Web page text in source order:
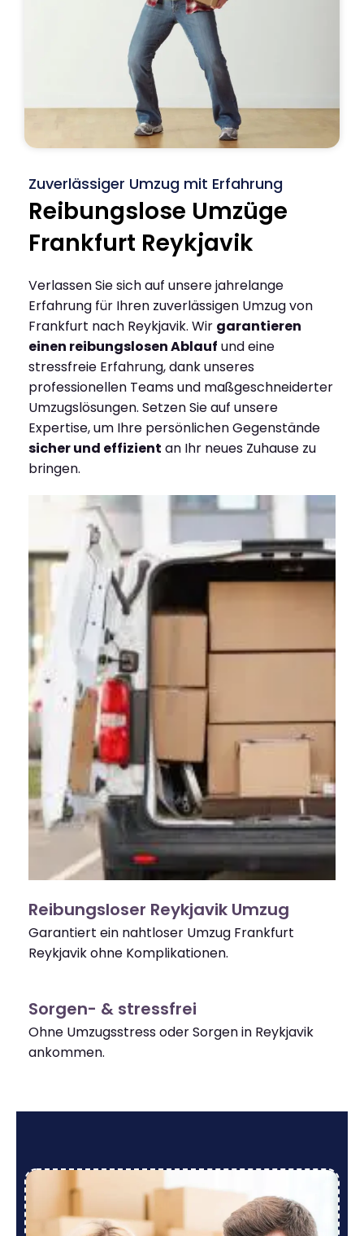
Zuverlässiger Umzug mit Erfahrung
Reibungslose Umzüge
Frankfurt Reykjavik
Verlassen Sie sich auf unsere jahrelange
Erfahrung für Ihren zuverlässigen Umzug von
Frankfurt nach Reykjavik. Wir garantieren
einen reibungslosen Ablauf und eine
stressfreie Erfahrung, dank unseres
professionellen Teams und maßgeschneiderter
Umzugslösungen. Setzen Sie auf unsere
Expertise, um Ihre persönlichen Gegenstände
sicher und effizient an Ihr neues Zuhause zu
bringen.
Reibungsloser Reykjavik Umzug
Garantiert ein nahtloser Umzug Frankfurt
Reykjavik ohne Komplikationen.
Sorgen- & stressfrei
Ohne Umzugsstress oder Sorgen in Reykjavik
ankommen.